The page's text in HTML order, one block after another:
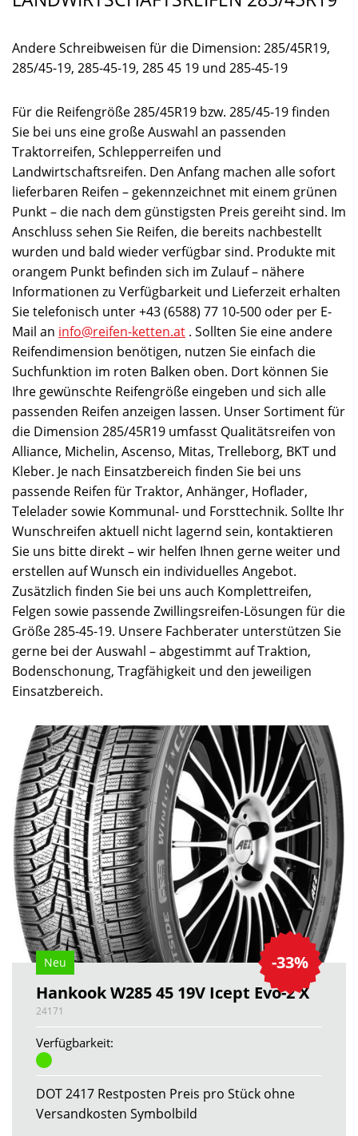
Andere Schreibweisen für die Dimension: 285/45R19,
285/45-19, 285-45-19, 285 45 19 und 285-45-19
Für die Reifengröße 285/45R19 bzw. 285/45-19 finden
Sie bei uns eine große Auswahl an passenden
Traktorreifen, Schlepperreifen und
Landwirtschaftsreifen. Den Anfang machen alle sofort
lieferbaren Reifen – gekennzeichnet mit einem grünen
Punkt – die nach dem günstigsten Preis gereiht sind. Im
Anschluss sehen Sie Reifen, die bereits nachbestellt
wurden und bald wieder verfügbar sind. Produkte mit
orangem Punkt befinden sich im Zulauf – nähere
Informationen zu Verfügbarkeit und Lieferzeit erhalten
Sie telefonisch unter +43 (6588) 77 10-500 oder per E-
Mail an info@reifen-ketten.at . Sollten Sie eine andere
Reifendimension benötigen, nutzen Sie einfach die
Suchfunktion im roten Balken oben. Dort können Sie
Ihre gewünschte Reifengröße eingeben und sich alle
passenden Reifen anzeigen lassen. Unser Sortiment für
die Dimension 285/45R19 umfasst Qualitätsreifen von
Alliance, Michelin, Ascenso, Mitas, Trelleborg, BKT und
Kleber. Je nach Einsatzbereich finden Sie bei uns
passende Reifen für Traktor, Anhänger, Hoflader,
Telelader sowie Kommunal- und Forsttechnik. Sollte Ihr
Wunschreifen aktuell nicht lagernd sein, kontaktieren
Sie uns bitte direkt – wir helfen Ihnen gerne weiter und
erstellen auf Wunsch ein individuelles Angebot.
Zusätzlich finden Sie bei uns auch Komplettreifen,
Felgen sowie passende Zwillingsreifen-Lösungen für die
Größe 285-45-19. Unsere Fachberater unterstützen Sie
gerne bei der Auswahl – abgestimmt auf Traktion,
Bodenschonung, Tragfähigkeit und den jeweiligen
Einsatzbereich.
-33%
Neu
Hankook W285 45 19V Icept Evo-2 X
24171
Verfügbarkeit:
DOT 2417 Restposten Preis pro Stück ohne
Versandkosten Symbolbild